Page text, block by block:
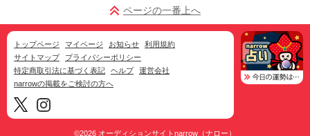
ページの一番上へ
トップページ マイページ お知らせ
利用規約
サイトマップ
プライバシーポリシー
特定商取引法に基づく表記
ヘルプ
運営会社
narrowの掲載をご検討の方へ
©2026 オーディションサイトnarrow（ナロー）